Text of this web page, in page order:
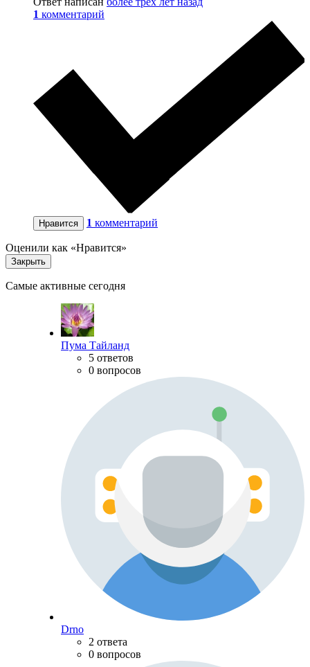
1 комментарий
Нравится 1 комментарий
Оценили как «Нравится»
Закрыть
Самые активные сегодня
Пума Тайланд
5 ответов
0 вопросов
Drno
2 ответа
0 вопросов